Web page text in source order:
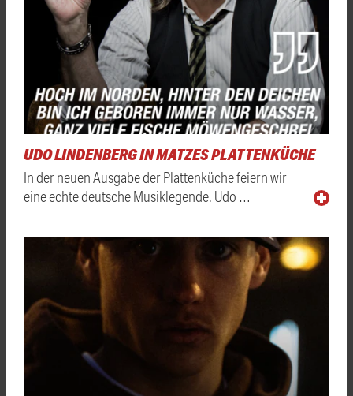
UDO LINDENBERG IN MATZES PLATTENKÜCHE
In der neuen Ausgabe der Plattenküche feiern wir
eine echte deutsche Musiklegende. Udo …